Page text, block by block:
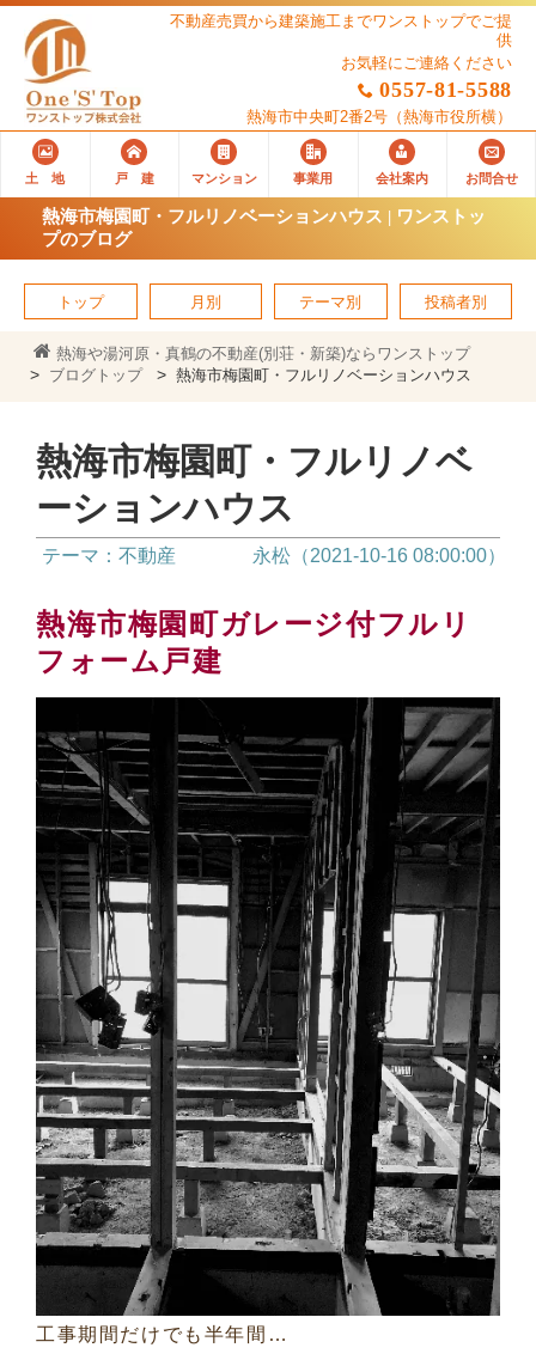
不動産売買から建築施工までワンストップでご提
供
お気軽にご連絡ください
0557-81-5588
熱海市中央町2番2号 （熱海市役所横）
土 地 戸 建 マンション 事業用 会社案内 お問合せ
熱海市梅園町・フルリノベーションハウス | ワンストッ
プのブログ
トップ 月別 テーマ別 投稿者別
熱海や湯河原・真鶴の不動産(別荘・新築)ならワンストップ
ブログトップ
熱海市梅園町・フルリノベーションハウス
熱海市梅園町・フルリノベ
ーションハウス
テーマ：不動産 永松（2021-10-16 08:00:00）
熱海市梅園町ガレージ付フルリ
フォーム戸建
工事期間だけでも半年間…